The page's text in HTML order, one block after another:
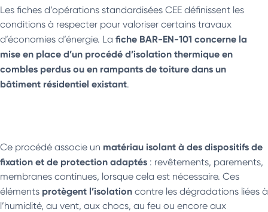
Les fiches d’opérations standardisées CEE définissent les
conditions à respecter pour valoriser certains travaux
d’économies d’énergie. La fiche BAR-EN-101 concerne la
mise en place d’un procédé d’isolation thermique en
combles perdus ou en rampants de toiture dans un
bâtiment résidentiel existant.
Ce procédé associe un matériau isolant à des dispositifs de
fixation et de protection adaptés : revêtements, parements,
membranes continues, lorsque cela est nécessaire. Ces
éléments protègent l’isolation contre les dégradations liées à
l’humidité, au vent, aux chocs, au feu ou encore aux